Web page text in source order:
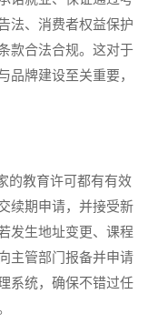
法、消费者权益保护
款合法合规。这对于
品牌建设至关重要，
教育许可都有有效
续期申请，并接受新
发生地址变更、课程
主管部门报备并申请
系统，确保不错过任